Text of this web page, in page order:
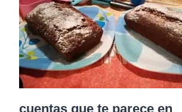
cuentas que te parece en